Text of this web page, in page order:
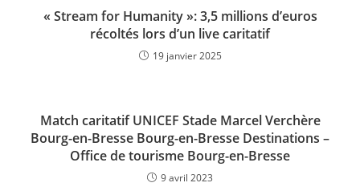
« Stream for Humanity »: 3,5 millions d’euros
récoltés lors d’un live caritatif
19 janvier 2025
Match caritatif UNICEF Stade Marcel Verchère
Bourg-en-Bresse Bourg-en-Bresse Destinations –
Office de tourisme Bourg-en-Bresse
9 avril 2023